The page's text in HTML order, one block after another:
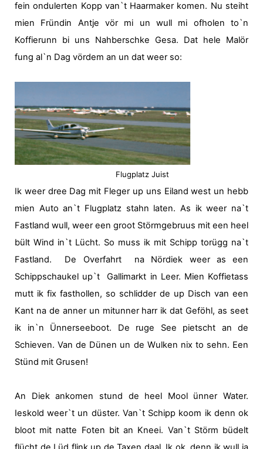
fein ondulerten Kopp van`t Haarmaker komen. Nu steiht
mien Fründin Antje vör mi un wull mi ofholen to`n
Koffierunn bi uns Nahberschke Gesa. Dat hele Malör
fung al`n Dag vördem an un dat weer so:
Flugplatz Juist
Ik weer dree Dag mit Fleger up uns Eiland west un hebb
mien Auto an`t Flugplatz stahn laten. As ik weer na`t
Fastland wull, weer een groot Störmgebruus mit een heel
bült Wind in`t Lücht. So muss ik mit Schipp torügg na`t
Fastland.
De Overfahrt
na Nördiek weer as een
Schippschaukel up`t
Gallimarkt in Leer. Mien Koffietass
mutt ik fix fasthollen, so schlidder de up Disch van een
Kant na de anner un mitunner harr ik dat Geföhl, as seet
ik in`n Ünnerseeboot. De ruge See pietscht an de
Schieven. Van de Dünen un de Wulken nix to sehn. Een
Stünd mit Grusen!
An Diek ankomen stund de heel Mool ünner Water.
Ieskold weer`t un düster. Van`t Schipp koom ik denn ok
bloot mit natte Foten bit an Kneei. Van`t Störm büdelt